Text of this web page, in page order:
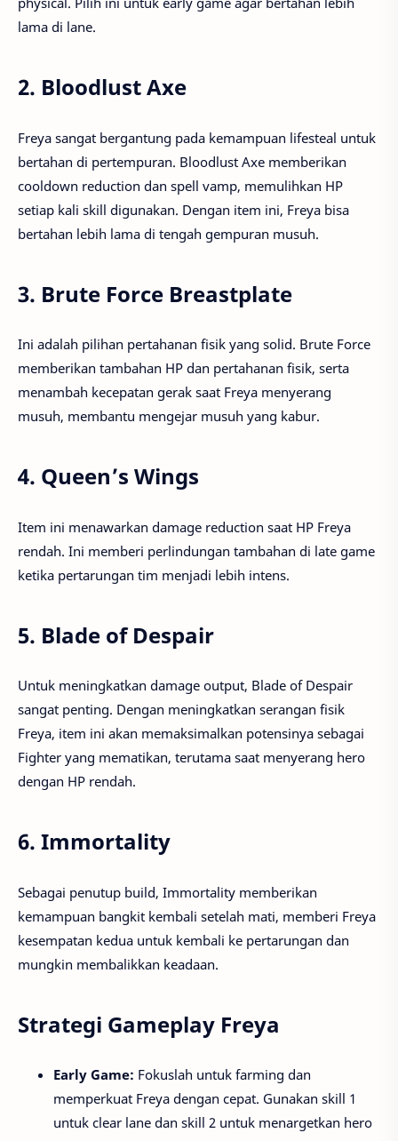
lama di lane.
2. Bloodlust Axe
Freya sangat bergantung pada kemampuan lifesteal untuk
bertahan di pertempuran. Bloodlust Axe memberikan
cooldown reduction dan spell vamp, memulihkan HP
setiap kali skill digunakan. Dengan item ini, Freya bisa
bertahan lebih lama di tengah gempuran musuh.
3. Brute Force Breastplate
Ini adalah pilihan pertahanan fisik yang solid. Brute Force
memberikan tambahan HP dan pertahanan fisik, serta
menambah kecepatan gerak saat Freya menyerang
musuh, membantu mengejar musuh yang kabur.
4. Queen’s Wings
Item ini menawarkan damage reduction saat HP Freya
rendah. Ini memberi perlindungan tambahan di late game
ketika pertarungan tim menjadi lebih intens.
5. Blade of Despair
Untuk meningkatkan damage output, Blade of Despair
sangat penting. Dengan meningkatkan serangan fisik
Freya, item ini akan memaksimalkan potensinya sebagai
Fighter yang mematikan, terutama saat menyerang hero
dengan HP rendah.
6. Immortality
Sebagai penutup build, Immortality memberikan
kemampuan bangkit kembali setelah mati, memberi Freya
kesempatan kedua untuk kembali ke pertarungan dan
mungkin membalikkan keadaan.
Strategi Gameplay Freya
Early Game: Fokuslah untuk farming dan
memperkuat Freya dengan cepat. Gunakan skill 1
untuk clear lane dan skill 2 untuk menargetkan hero